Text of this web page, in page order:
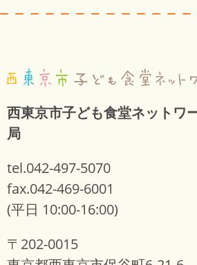
西東京市子ども食堂ネットワ
局
tel.042-497-5070
fax.042-469-6001
(平日 10:00-16:00)
〒202-0015